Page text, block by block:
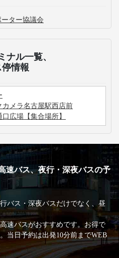
ター協議会
ナル一覧、
情報
メラ名古屋駅西店前
広場【集合場所】
速バス、夜行・深夜バスの予
バス・深夜バスだけでなく、昼
速バスがおすすめです。お得で
当日予約は出発10分前までWEB